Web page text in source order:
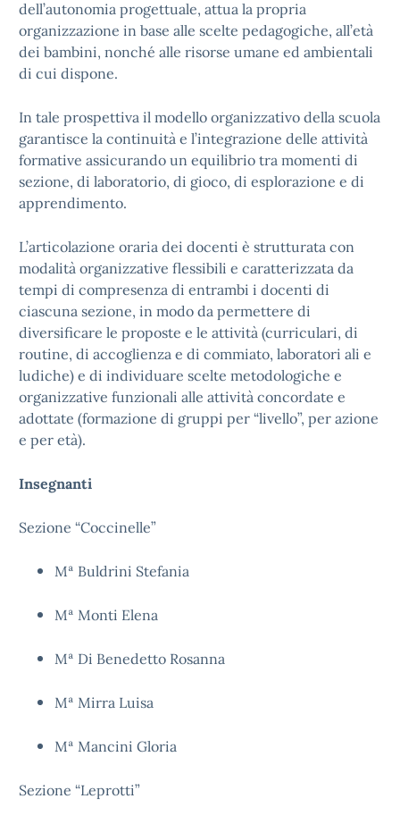
dell’autonomia progettuale, attua la propria
organizzazione in base alle scelte pedagogiche, all’età
dei bambini, nonché alle risorse umane ed ambientali
di cui dispone.
In tale prospettiva il modello organizzativo della scuola
garantisce la continuità e l’integrazione delle attività
formative assicurando un equilibrio tra momenti di
sezione, di laboratorio, di gioco, di esplorazione e di
apprendimento.
L’articolazione oraria dei docenti è strutturata con
modalità organizzative flessibili e caratterizzata da
tempi di compresenza di entrambi i docenti di
ciascuna sezione, in modo da permettere di
diversificare le proposte e le attività (curriculari, di
routine, di accoglienza e di commiato, laboratori ali e
ludiche) e di individuare scelte metodologiche e
organizzative funzionali alle attività concordate e
adottate (formazione di gruppi per “livello”, per azione
e per età).
Insegnanti
Sezione “Coccinelle”
Mª Buldrini Stefania
Mª Monti Elena
Mª Di Benedetto Rosanna
Mª Mirra Luisa
Mª Mancini Gloria
Sezione “Leprotti”